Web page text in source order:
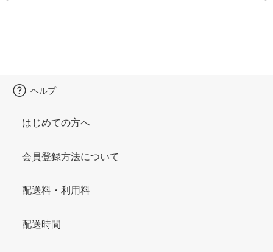
ヘルプ
はじめての方へ
会員登録方法について
配送料・利用料
配送時間